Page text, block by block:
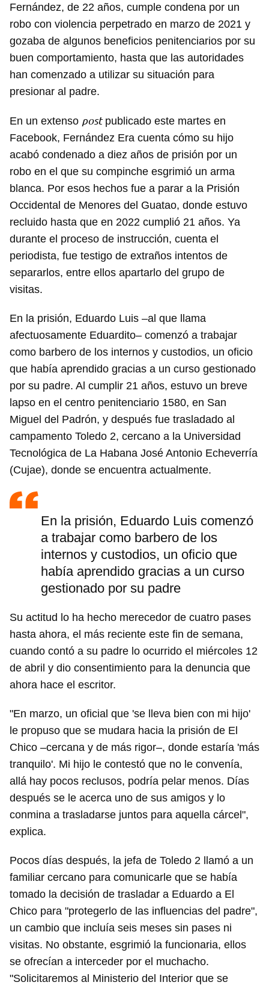
Fernández, de 22 años, cumple condena por un
robo con violencia perpetrado en marzo de 2021 y
gozaba de algunos beneficios penitenciarios por su
buen comportamiento, hasta que las autoridades
han comenzado a utilizar su situación para
presionar al padre.
En un extenso postpublicado este martes en
Facebook, Fernández Era cuenta cómo su hijo
acabó condenado a diez años de prisión por un
robo en el que su compinche esgrimió un arma
blanca. Por esos hechos fue a parar a la Prisión
Occidental de Menores del Guatao, donde estuvo
recluido hasta que en 2022 cumplió 21 años. Ya
durante el proceso de instrucción, cuenta el
periodista, fue testigo de extraños intentos de
separarlos, entre ellos apartarlo del grupo de
visitas.
En la prisión, Eduardo Luis –al que llama
afectuosamente Eduardito– comenzó a trabajar
como barbero de los internos y custodios, un oficio
que había aprendido gracias a un curso gestionado
por su padre. Al cumplir 21 años, estuvo un breve
lapso en el centro penitenciario 1580, en San
Miguel del Padrón, y después fue trasladado al
campamento Toledo 2, cercano a la Universidad
Tecnológica de La Habana José Antonio Echeverría
(Cujae), donde se encuentra actualmente.
En la prisión, Eduardo Luis comenzó
a trabajar como barbero de los
internos y custodios, un oficio que
había aprendido gracias a un curso
gestionado por su padre
Su actitud lo ha hecho merecedor de cuatro pases
hasta ahora, el más reciente este fin de semana,
cuando contó a su padre lo ocurrido el miércoles 12
de abril y dio consentimiento para la denuncia que
ahora hace el escritor.
"En marzo, un oficial que 'se lleva bien con mi hijo'
le propuso que se mudara hacia la prisión de El
Chico –cercana y de más rigor–, donde estaría 'más
tranquilo'. Mi hijo le contestó que no le convenía,
allá hay pocos reclusos, podría pelar menos. Días
después se le acerca uno de sus amigos y lo
conmina a trasladarse juntos para aquella cárcel",
explica.
Pocos días después, la jefa de Toledo 2 llamó a un
familiar cercano para comunicarle que se había
tomado la decisión de trasladar a Eduardo a El
Chico para "protegerlo de las influencias del padre",
un cambio que incluía seis meses sin pases ni
visitas. No obstante, esgrimió la funcionaria, ellos
se ofrecían a interceder por el muchacho.
"Solicitaremos al Ministerio del Interior que se